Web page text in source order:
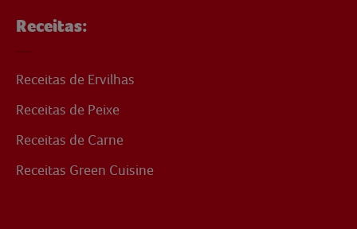
Receitas:
Receitas de Ervilhas
Receitas de Peixe
Receitas de Carne
Receitas Green Cuisine